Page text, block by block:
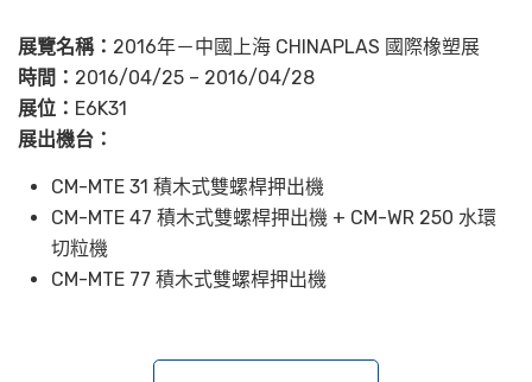
展覽名稱： 2016年－中國上海 CHINAPLAS 國際橡塑展
時間： 2016/04/25 – 2016/04/28
展位： E6K31
展出機台：
CM-MTE 31 積木式雙螺桿押出機
CM-MTE 47 積木式雙螺桿押出機 + CM-WR 250 水環
切粒機
CM-MTE 77 積木式雙螺桿押出機